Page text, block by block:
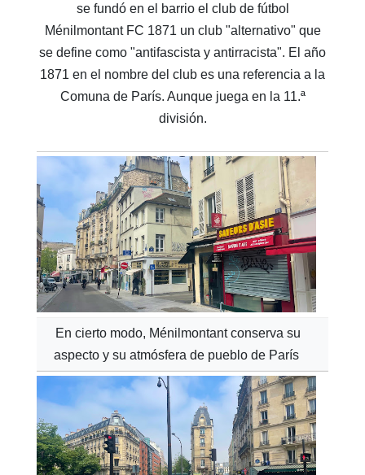
se fundó en el barrio el club de fútbol
Ménilmontant FC 1871 un club "alternativo" que
se define como "antifascista y antirracista". El año
1871 en el nombre del club es una referencia a la
Comuna de París. Aunque juega en la 11.ª
división.
En cierto modo, Ménilmontant conserva su
aspecto y su atmósfera de pueblo de París